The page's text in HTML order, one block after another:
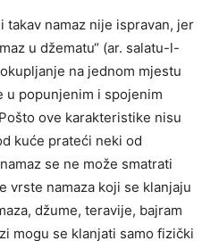
namaz nije ispravan, jer
u džematu“ (ar. salatu-l-
na jednom mjestu
u popunjenim i spojenim
ove karakteristike nisu
kuće prateći neki od
se ne može smatrati
vrste namaza koji se klanjaju
džume, teravije, bajram
mogu se klanjati samo fizički